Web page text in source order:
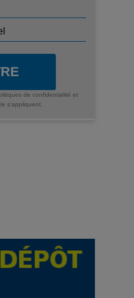
de confidentialité et
s'appliquent.